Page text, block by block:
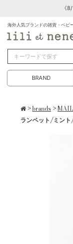
《
海外人気ブランドの雑貨・ベビ
BRAND
>brands >
ランペット/ミン